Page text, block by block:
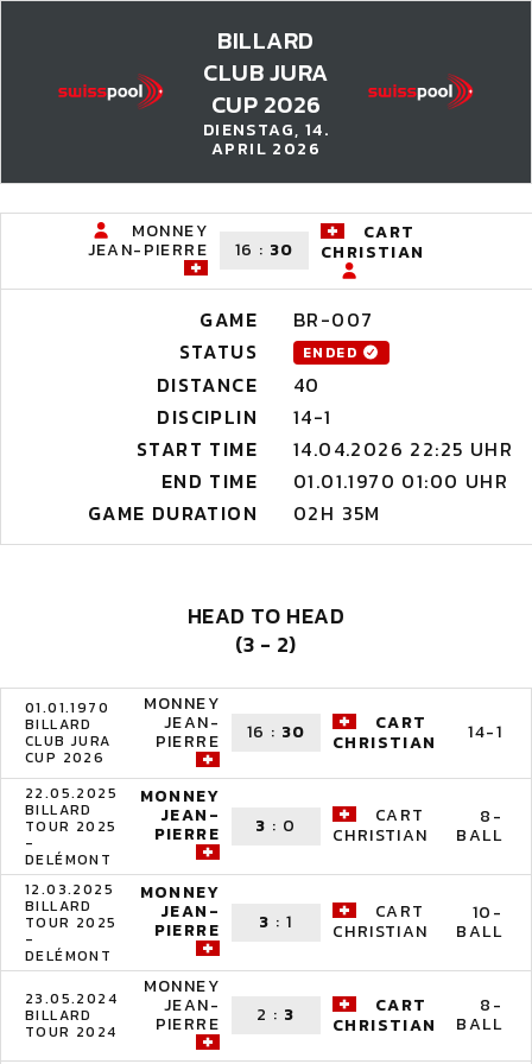
BILLARD
CLUB JURA
CUP 2026
DIENSTAG, 14.
APRIL 2026
MONNEY
JEAN-PIERRE 16 : 30
CART
CHRISTIAN
GAME
BR-007
STATUS
ENDED
DISTANCE
40
DISCIPLIN
14-1
START TIME
14.04.2026 22:25 UHR
END TIME
01.01.1970 01:00 UHR
GAME DURATION
02H 35M
HEAD TO HEAD
(3 - 2)
01.01.1970
BILLARD
CLUB JURA
CUP 2026
MONNEY
JEAN-
PIERRE 16 : 30
CART
CHRISTIAN
14-1
22.05.2025
BILLARD
TOUR 2025
-
DELÉMONT
MONNEY
JEAN-
PIERRE 3 : 0
CART
CHRISTIAN
8-
BALL
12.03.2025
BILLARD
TOUR 2025
-
DELÉMONT
MONNEY
JEAN-
PIERRE 3 :1
CART
CHRISTIAN
10-
BALL
23.05.2024
BILLARD
TOUR 2024
MONNEY
JEAN-
PIERRE 2 : 3
CART
CHRISTIAN
8-
BALL